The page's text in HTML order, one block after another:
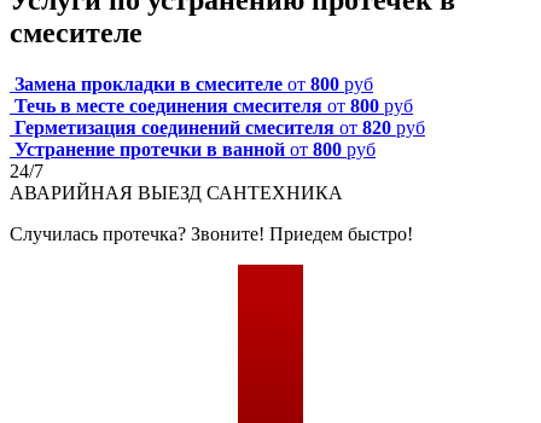
смесителе
Замена прокладки в смесителе от 800 руб
Течь в месте соединения смесителя от 800 руб
Герметизация соединений смесителя от 820 руб
Устранение протечки в ванной от 800 руб
24/7
АВАРИЙНАЯ ВЫЕЗД САНТЕХНИКА
Случилась протечка? Звоните! Приедем быстро!